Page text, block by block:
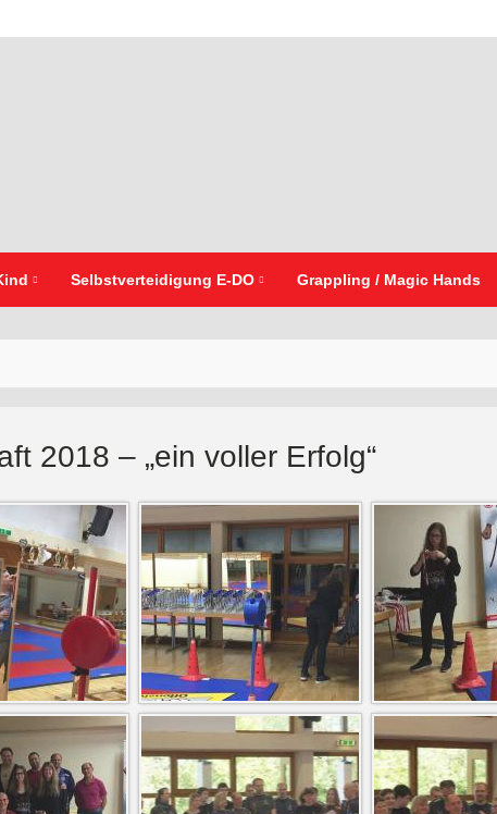
Selbstverteidigung E-DO Grappling / Magic Hands
2018 – „ein voller Erfolg“